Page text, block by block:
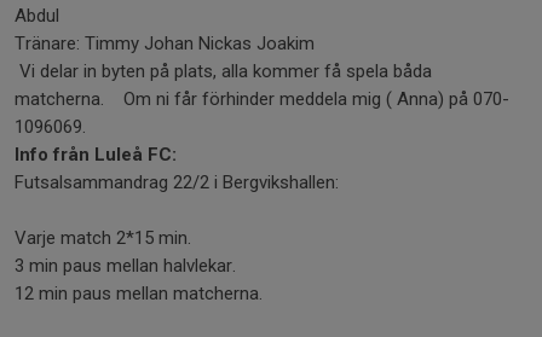
Abdul
Tränare: Timmy Johan Nickas Joakim
Vi delar in byten på plats, alla kommer få spela båda
matcherna. Om ni får förhinder meddela mig ( Anna) på 070-
1096069.
Info från Luleå FC:
Futsalsammandrag 22/2 i Bergvikshallen:
Varje match 2*15 min.
3 min paus mellan halvlekar.
12 min paus mellan matcherna.